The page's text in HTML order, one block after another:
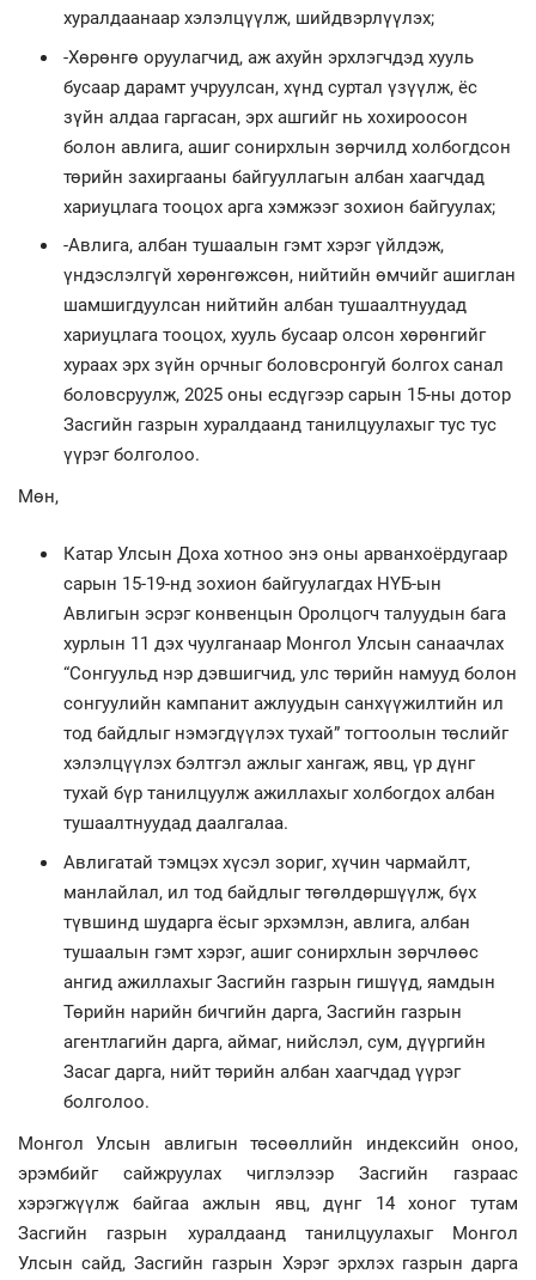
хуралдаанаар хэлэлцүүлж, шийдвэрлүүлэх;
-Хөрөнгө оруулагчид, аж ахуйн эрхлэгчдэд хууль
бусаар дарамт учруулсан, хүнд суртал үзүүлж, ёс
зүйн алдаа гаргасан, эрх ашгийг нь хохироосон
болон авлига, ашиг сонирхлын зөрчилд холбогдсон
төрийн захиргааны байгууллагын албан хаагчдад
хариуцлага тооцох арга хэмжээг зохион байгуулах;
-Авлига, албан тушаалын гэмт хэрэг үйлдэж,
үндэслэлгүй хөрөнгөжсөн, нийтийн өмчийг ашиглан
шамшигдуулсан нийтийн албан тушаалтнуудад
хариуцлага тооцох, хууль бусаар олсон хөрөнгийг
хураах эрх зүйн орчныг боловсронгуй болгох санал
боловсруулж, 2025 оны есдүгээр сарын 15-ны дотор
Засгийн газрын хуралдаанд танилцуулахыг тус тус
үүрэг болголоо.
Мөн,
Катар Улсын Доха хотноо энэ оны арванхоёрдугаар
сарын 15-19-нд зохион байгуулагдах НҮБ-ын
Авлигын эсрэг конвенцын Оролцогч талуудын бага
хурлын 11 дэх чуулганаар Монгол Улсын санаачлах
“Сонгуульд нэр дэвшигчид, улс төрийн намууд болон
сонгуулийн кампанит ажлуудын санхүүжилтийн ил
тод байдлыг нэмэгдүүлэх тухай” тогтоолын төслийг
хэлэлцүүлэх бэлтгэл ажлыг хангаж, явц, үр дүнг
тухай бүр танилцуулж ажиллахыг холбогдох албан
тушаалтнуудад даалгалаа.
Авлигатай тэмцэх хүсэл зориг, хүчин чармайлт,
манлайлал, ил тод байдлыг төгөлдөршүүлж, бүх
түвшинд шударга ёсыг эрхэмлэн, авлига, албан
тушаалын гэмт хэрэг, ашиг сонирхлын зөрчлөөс
ангид ажиллахыг Засгийн газрын гишүүд, яамдын
Төрийн нарийн бичгийн дарга, Засгийн газрын
агентлагийн дарга, аймаг, нийслэл, сум, дүүргийн
Засаг дарга, нийт төрийн албан хаагчдад үүрэг
болголоо.
Монгол Улсын авлигын төсөөллийн индексийн оноо,
эрэмбийг сайжруулах чиглэлээр Засгийн газраас
хэрэгжүүлж байгаа ажлын явц, дүнг 14 хоног тутам
Засгийн газрын хуралдаанд танилцуулахыг Монгол
Улсын сайд, Засгийн газрын Хэрэг эрхлэх газрын дарга